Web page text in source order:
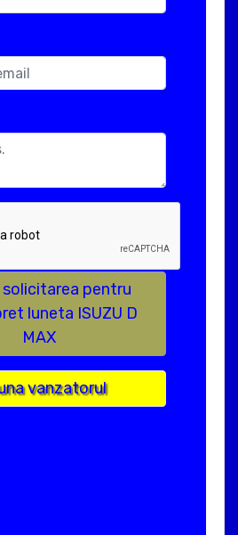
pentru
luneta ISUZU D
MAX
vanzatorul